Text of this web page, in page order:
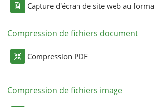
Capture d'écran de site web au
Compression de fichiers document
Compression PDF
Compression de fichiers image